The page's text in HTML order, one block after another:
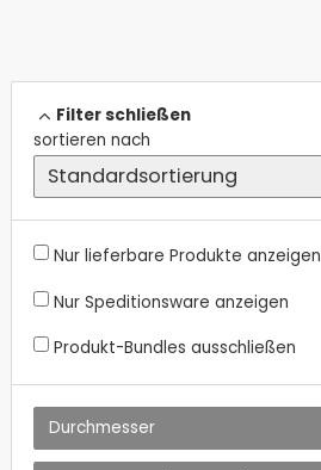
Endstücke
Filter schließen
sortieren nach
Nur lieferbare Produkte anzeigen
Nur Speditionsware anzeigen
Produkt-Bundles ausschließen
Durchmesser